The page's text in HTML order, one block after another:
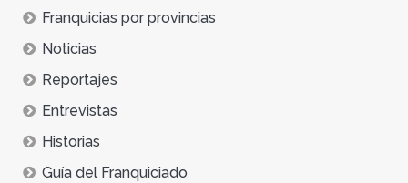
Franquicias por provincias
Noticias
Reportajes
Entrevistas
Historias
Guía del Franquiciado